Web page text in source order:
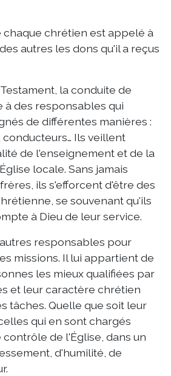
chaque chrétien est appelé à
autres les dons qu'il a reçus
la conduite de
à des responsables qui
de différentes manières :
Ils veillent
de l'enseignement et de la
locale. Sans jamais
ils s'efforcent d'être des
se souvenant qu'ils
à Dieu de leur service.
responsables pour
missions. Il lui appartient de
les mieux qualifiées par
et leur caractère chrétien
tâches. Quelle que soit leur
qui en sont chargés
contrôle de l'Église, dans un
d'humilité, de